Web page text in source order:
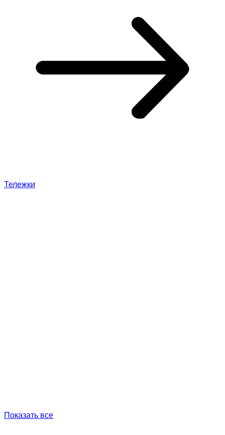
Тележки
Показать все